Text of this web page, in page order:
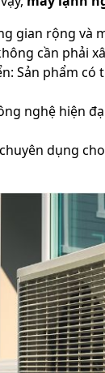
gian rộng và
cần phải
Sản phẩm
nghệ hiện
dụng